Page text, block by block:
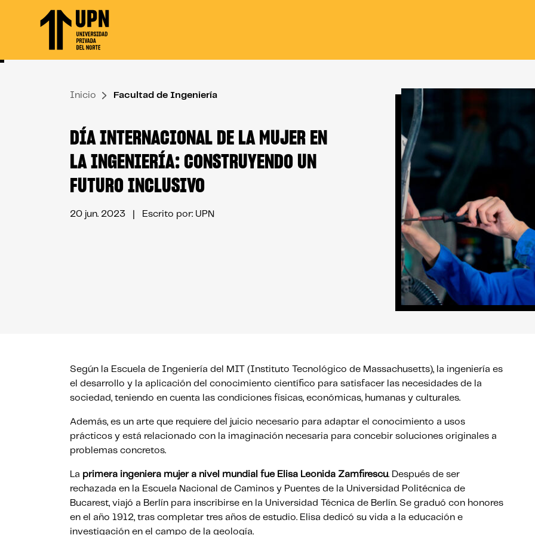
Inicio Facultad de Ingeniería
DÍA INTERNACIONAL DE LA MUJER EN
LA INGENIERÍA: CONSTRUYENDO UN
FUTURO INCLUSIVO
20 jun. 2023 | Escrito por: UPN
Según la Escuela de Ingeniería del MIT (Instituto Tecnológico de Massachusetts), la ingeniería es
el desarrollo y la aplicación del conocimiento científico para satisfacer las necesidades de la
sociedad, teniendo en cuenta las condiciones físicas, económicas, humanas y culturales.
Además, es un arte que requiere del juicio necesario para adaptar el conocimiento a usos
prácticos y está relacionado con la imaginación necesaria para concebir soluciones originales a
problemas concretos.
La primera ingeniera mujer a nivel mundial fue Elisa Leonida Zamfirescu. Después de ser
rechazada en la Escuela Nacional de Caminos y Puentes de la Universidad Politécnica de
Bucarest, viajó a Berlín para inscribirse en la Universidad Técnica de Berlín. Se graduó con honores
en el año 1912, tras completar tres años de estudio. Elisa dedicó su vida a la educación e
investigación en el campo de la geología.